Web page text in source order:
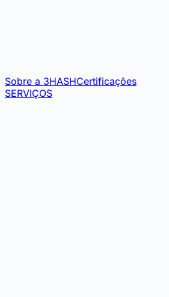
Sobre a 3HASHCertificações
SERVIÇOS